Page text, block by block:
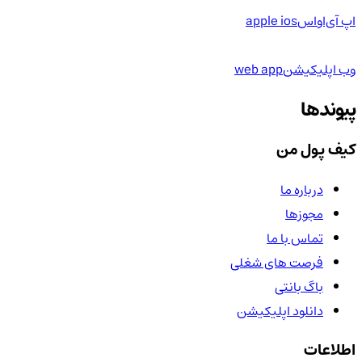
اپ آی‌او‌اسapple ios
وب اپلیکیشنweb app
پیوندها
کیف پول من
درباره ما
مجوزها
تماس با ما
فرصت های شغلی
باگ بانتی
دانلود اپلیکیشن
اطلاعات